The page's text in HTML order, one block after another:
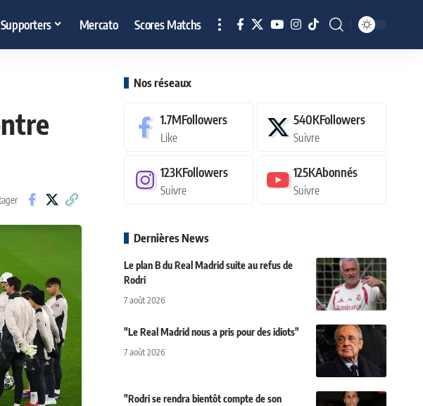
Supporters Mercato Scores Matchs
Nos réseaux
1.7MFollowers
Like
540KFollowers
Suivre
123KFollowers
Suivre
125KAbonnés
Suivre
Dernières News
Le plan B du Real Madrid suite au refus de
Rodri
7 août 2026
"Le Real Madrid nous a pris pour des idiots"
7 août 2026
"Rodri se rendra bientôt compte de son